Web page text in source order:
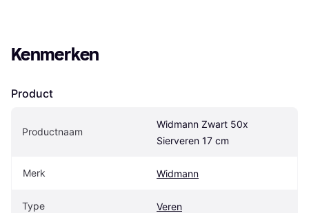
Kenmerken
Product
Productnaam
Widmann Zwart 50x
Sierveren 17 cm
Merk Widmann
Type Veren